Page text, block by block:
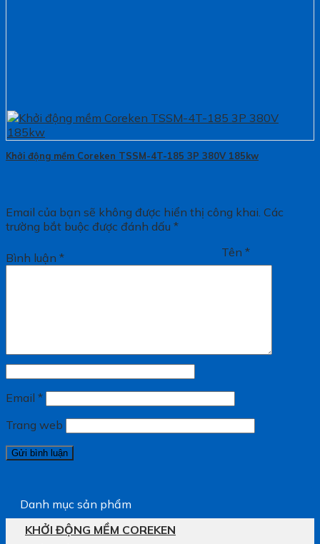
Khởi động mềm Coreken TSSM-4T-185 3P 380V 185kw
Email của bạn sẽ không được hiển thị công khai. Các
trường bắt buộc được đánh dấu *
Bình luận * Tên*
Email *
Trang web
Danh mục sản phẩm
KHỞI ĐỘNG MỀM COREKEN